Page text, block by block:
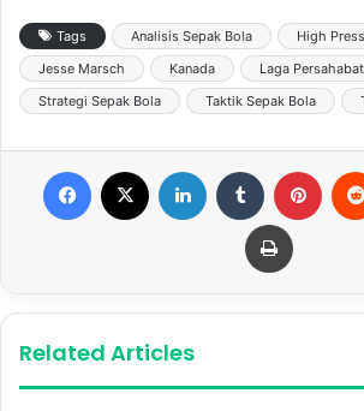
Tags Analisis Sepak Bola
High
Jesse Marsch
Kanada Laga
Strategi Sepak Bola
Taktik Sepak Bola
Print
Related Articles